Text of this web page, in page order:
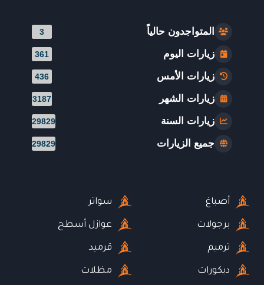
المتواجدون حالياً 3
زيارات اليوم 361
زيارات الأمس 436
زيارات الشهر 3187
زيارات السنة 29829
جميع الزيارات 29829
أصباغ
برجولات
ترميم
ديكورات
سواتر
عوازل أسطح
قرميد
مظلات